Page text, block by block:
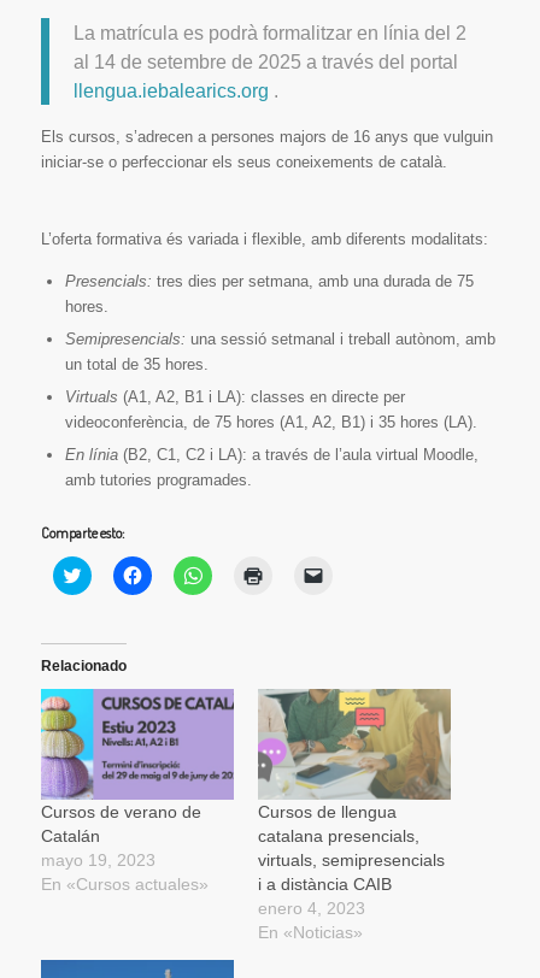
La matrícula es podrà formalitzar en línia del 2
al 14 de setembre de 2025 a través del portal
llengua.iebalearics.org .
Els cursos, s’adrecen a persones majors de 16 anys que vulguin
iniciar-se o perfeccionar els seus coneixements de català.
L’oferta formativa és variada i flexible, amb diferents modalitats:
Presencials: tres dies per setmana, amb una durada de 75
hores.
Semipresencials: una sessió setmanal i treball autònom, amb
un total de 35 hores.
Virtuals (A1, A2, B1 i LA): classes en directe per
videoconferència, de 75 hores (A1, A2, B1) i 35 hores (LA).
En línia(B2, C1, C2 i LA): a través de l’aula virtual Moodle,
amb tutories programades.
Comparte esto:
Haz
clic
Twitter
(Se
una
ventana
nueva)
Haz
clic
en
una
ventana
nueva)
Haz
clic
en
una
ventana
nueva)
electrónico
un
amigo
(Se
abre
en
una
ventana
nueva)
Relacionado
Cursos de verano de
Catalán
mayo 19, 2023
En «Cursos actuales»
Cursos de llengua
catalana presencials,
virtuals, semipresencials
i a distància CAIB
enero 4, 2023
En «Noticias»